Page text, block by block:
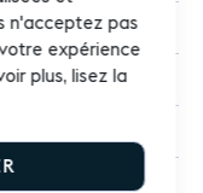
n'acceptez pas
expérience
plus, lisez la